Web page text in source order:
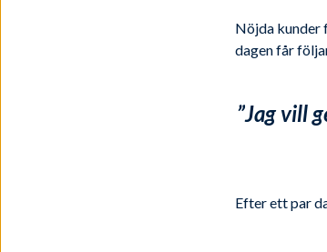
Nöjda kunder
dagen får
”Jag vill
Efter ett par